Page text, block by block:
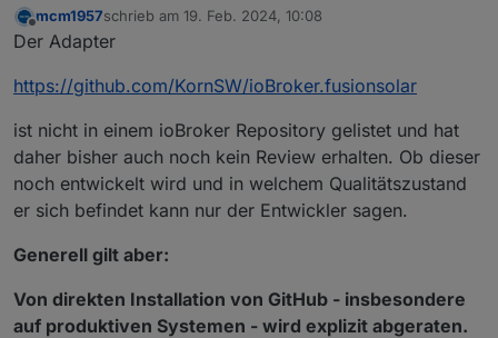
Ich habe gerade versucht, den Adapter via Github zu
https://github.com/KornSW/ioBroker.fusionsolar
Leider klappt die Installation nicht. Ich bekomme
diese Fehlermeldungen
$ iobroker url https://github.com/KornSW/
install KornSW/
Installing KornSW/
npm ERR! code ENOTEMPTY
npm ERR! syscall renamenpm ERR! path /opt/
Offline
mcm1957schrieb am 19. Feb. 2024, 10:08
zuletzt editiert von
Der Adapter
https://github.com/KornSW/ioBroker.fusionsolar
ist nicht in einem ioBroker Repository gelistet und hat
daher bisher auch noch kein Review erhalten. Ob dieser
noch entwickelt wird und in welchem Qualitätszustand
er sich befindet kann nur der Entwickler sagen.
Generell gilt aber:
Von direkten Installation von GitHub - insbesondere
auf produktiven Systemen - wird explizit abgeraten.